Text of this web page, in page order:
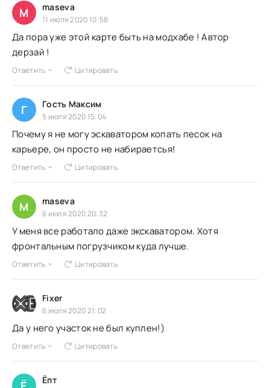
M maseva
11 июля 2020 10:58
Да пора уже этой карте быть на модхабе ! Автор
дерзай !
Ответить Цитировать
Г Гость Максим
5 июля 2020 15:04
Почему я не могу эскаватором копать песок на
карьере, он просто не набираетсья!
Ответить Цитировать
M maseva
6 июля 2020 20:32
У меня все работало даже экскаватором. Хотя
фронтальным погрузчиком куда лучше.
Ответить Цитировать
Fixer
6 июля 2020 21:02
Да у него участок не был куплен!)
Ответить Цитировать
Ёпт